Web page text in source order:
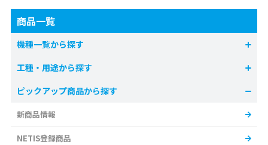
商品一覧
機種一覧から探す
工種・用途から探す
ピックアップ商品から探す
新商品情報
NETIS登録商品